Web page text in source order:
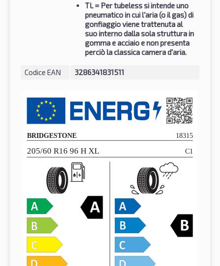
TL= Per tubeless si intende uno
pneumatico in cui l'aria (o il gas) di
gonfiaggio viene trattenuta al
suo interno dalla sola struttura in
gomma e acciaio e non presenta
perciò la classica camera d'aria.
Codice EAN 3286341831511